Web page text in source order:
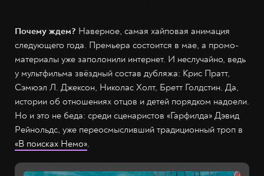
Почему ждем? Наверное, самая хайповая анимация
следующего года. Премьера состоится в мае, а промо-
материалы уже заполонили интернет. И неслучайно, ведь
у мультфильма звёздный состав дубляжа: Крис Пратт,
Сэмюэл Л. Джексон, Николас Холт, Бретт Голдстин. Да,
истории об отношениях отцов и детей порядком надоели.
Но и это не беда: среди сценаристов «Гарфилда» Дэвид
Рейнольдс, уже переосмысливший традиционный троп в
«В поисках Немо».